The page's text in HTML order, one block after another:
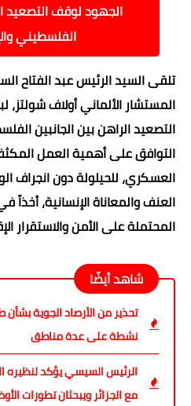
الجهود لوقف التصعيد
الفلسطيني
تلقى السيد الرئيس عبد الفتاح
المستشار الألماني أولاف
التصعيد الراهن بين الجانبين
التوافق على أهمية العمل
العسكري، للحيلولة دون انجراف
العنف والمعاناة الإنسانية، أخذاً
المحتملة على الأمن والاستقرار
شاهد أيضًا
تحذير من الأرصاد الجوية
نشطة على عدة مناطق
الرئيس السيسي يؤكد لنظيره
مع الجزائر ويبحثان تطورات